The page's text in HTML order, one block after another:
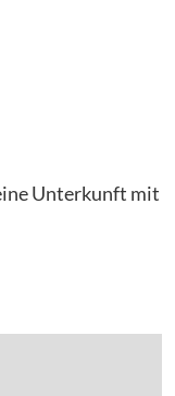
Unterkunft mit